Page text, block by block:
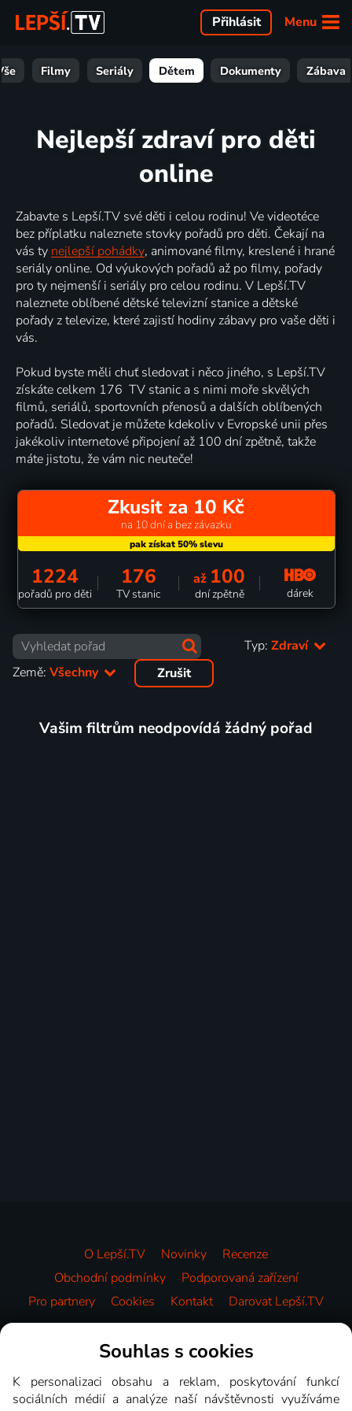
Menu
Přihlásit
Filmy Seriály Dětem Dokumenty Zábava
Nejlepší zdraví pro děti
online
Zabavte s Lepší.TV své děti i celou rodinu! Ve videotéce
bez příplatku naleznete stovky pořadů pro děti. Čekají na
vás ty nejlepší pohádky, animované filmy, kreslené i hrané
seriály online. Od výukových pořadů až po filmy, pořady
pro ty nejmenší i seriály pro celou rodinu. V Lepší.TV
naleznete oblíbené dětské televizní stanice a dětské
pořady z televize, které zajistí hodiny zábavy pro vaše děti i
vás.
Pokud byste měli chuť sledovat i něco jiného, s Lepší.TV
získáte celkem 176 TV stanic a s nimi moře skvělých
filmů, seriálů, sportovních přenosů a dalších oblíbených
pořadů. Sledovat je můžete kdekoliv v Evropské unii přes
jakékoliv internetové připojení až 100 dní zpětně, takže
máte jistotu, že vám nic neuteče!
Zkusit za 10 Kč
na 10 dní a bez závazku
1224
pořadů pro děti
176
TV stanic
až 100
dní zpětně dárek
Typ: Zdraví
Země: Všechny Zrušit
Vašim filtrům neodpovídá žádný pořad
O Lepší.TV Novinky
Recenze
Obchodní podmínky
Podporovaná zařízení
Pro partnery
Cookies Kontakt Darovat Lepší.TV
Videotéka
Souhlas s cookies
K personalizaci obsahu a reklam, poskytování funkcí
sociálních médií a analýze naší návštěvnosti využíváme